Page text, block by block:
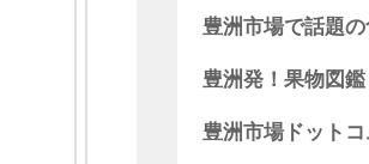
豊洲市場で話題
豊洲発！果物図鑑
豊洲市場ドット